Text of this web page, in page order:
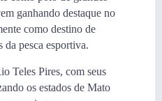
ganhando destaque no
como destino de
da pesca esportiva.
Teles Pires, com seus
os estados de Mato